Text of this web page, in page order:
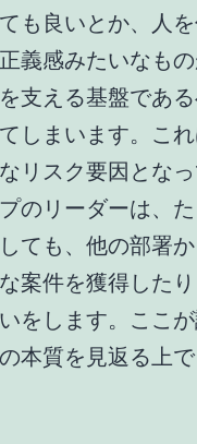
も良いとか、人
義感みたいなも
支える基盤であ
しまいます。こ
リスク要因とな
のリーダーは、
ても、他の部署
案件を獲得した
をします。ここ
本質を見返る上